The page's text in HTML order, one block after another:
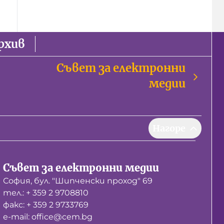
Съвет за електронни
медии
Съвет за електронни медии
София, бул. "Шипченски проход" 69
тел.: + 359 2 9708810
факс: + 359 2 9733769
е-mail: office@cem.bg